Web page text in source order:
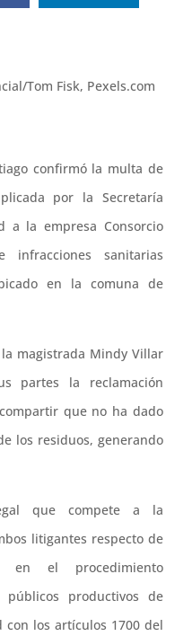
Tom Fisk, Pexels.com
confirmó la multa de
por la Secretaría
a la empresa Consorcio
sanitarias
en la comuna de
magistrada Mindy Villar
partes la reclamación
que no ha dado
los residuos, generando
que compete a la
litigantes respecto de
en el procedimiento
públicos productivos de
los artículos 1700 del